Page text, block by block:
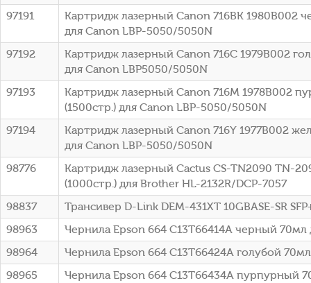
97191
Картридж лазерный Canon 716BK 1980B002
для Canon LBP-5050/5050N
97192
Картридж лазерный Canon 716C 1979B002
для Canon LBP5050/5050N
97193
Картридж лазерный Canon 716M 1978B002
(1500стр.) для Canon LBP-5050/5050N
97194
Картридж лазерный Canon 716Y 1977B002
для Canon LBP-5050/5050N
98776
Картридж лазерный Cactus CS-TN2090 TN-
(1000стр.) для Brother HL-2132R/DCP-7057
98837
Трансивер D-Link DEM-431XT 10GBASE-SR
98963
Чернила Epson 664 C13T66414A черный 70мл
98964
Чернила Epson 664 C13T66424A голубой
98965
Чернила Epson 664 C13T66434A пурпурный